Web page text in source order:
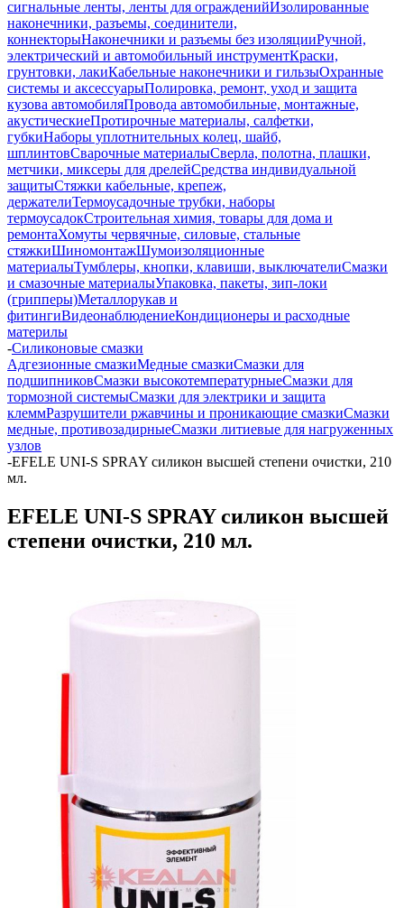
сигнальные ленты, ленты для огражденийИзолированные
наконечники, разъемы, соединители,
коннекторыНаконечники и разъемы без изоляцииРучной,
электрический и автомобильный инструментКраски,
грунтовки, лакиКабельные наконечники и гильзыОхранные
системы и аксессуарыПолировка, ремонт, уход и защита
кузова автомобиляПровода автомобильные, монтажные,
акустическиеПротирочные материалы, салфетки,
губкиНаборы уплотнительных колец, шайб,
шплинтовСварочные материалыСверла, полотна, плашки,
метчики, миксеры для дрелейСредства индивидуальной
защитыСтяжки кабельные, крепеж,
держателиТермоусадочные трубки, наборы
термоусадокСтроительная химия, товары для дома и
ремонтаХомуты червячные, силовые, стальные
стяжкиШиномонтажШумоизоляционные
материалыТумблеры, кнопки, клавиши, выключателиСмазки
и смазочные материалыУпаковка, пакеты, зип-локи
(грипперы)Металлорукав и
фитингиВидеонаблюдениеКондиционеры и расходные
материлы
-Силиконовые смазки
Адгезионные смазкиМедные смазкиСмазки для
подшипниковСмазки высокотемпературныеСмазки для
тормозной системыСмазки для электрики и защита
клеммРазрушители ржавчины и проникающие смазкиСмазки
медные, противозадирныеСмазки литиевые для нагруженных
узлов
-EFELE UNI-S SPRAY силикон высшей степени очистки, 210
мл.
EFELE UNI-S SPRAY силикон высшей
степени очистки, 210 мл.